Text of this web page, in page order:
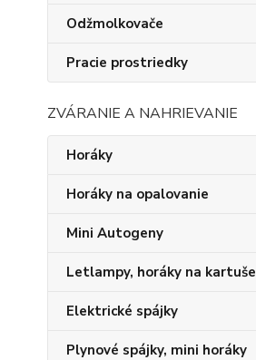
Odžmolkovače
Pracie prostriedky
ZVÁRANIE A NAHRIEVANIE
Horáky
Horáky na opalovanie
Mini Autogeny
Letlampy, horáky na kartuše
Elektrické spájky
Plynové spájky, mini horáky